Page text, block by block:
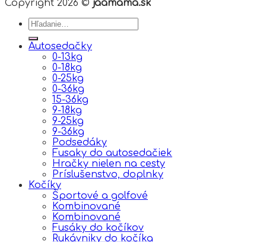
Copyright 2026 © jaamama.sk
Hľadať:
Autosedačky
0-13kg
0-18kg
0-25kg
0-36kg
15-36kg
9-18kg
9-25kg
9-36kg
Podsedáky
Fusaky do autosedačiek
Hračky nielen na cesty
Príslušenstvo, doplnky
Kočíky
Športové a golfové
Kombinované
Kombinované
Fusáky do kočíkov
Rukávniky do kočíka